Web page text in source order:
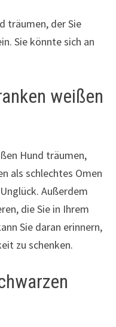
träumen, der Sie
Sie könnte sich an
weißen
Hund träumen,
als schlechtes Omen
Außerdem
die Sie in Ihrem
Sie daran erinnern,
zu schenken.